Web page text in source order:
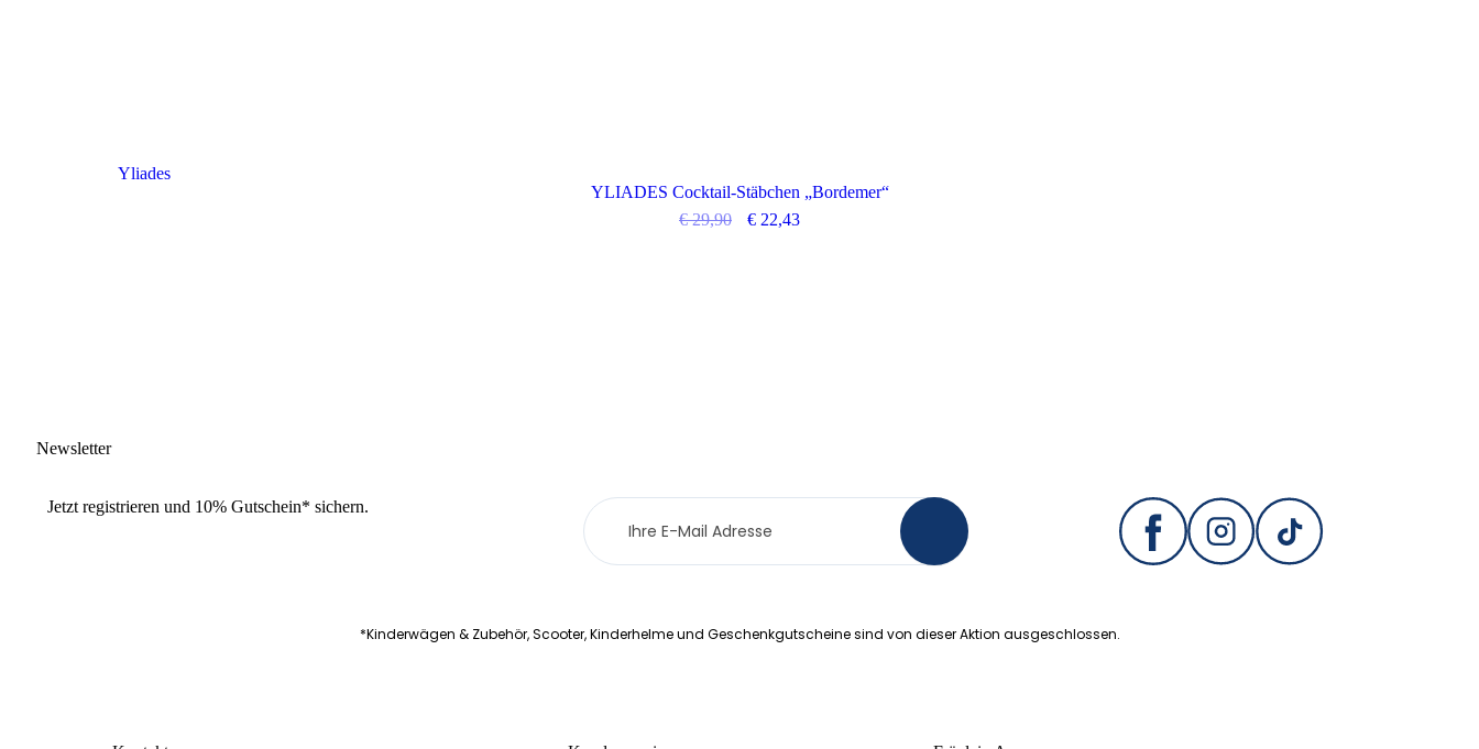
Yliades
YLIADES Cocktail-Stäbchen „Bordemer“
€29,90 € 22,43
Newsletter
Jetzt registrieren und 10% Gutschein* sichern.
Newsletter
Anmeldung
*Kinderwägen & Zubehör, Scooter, Kinderhelme und Geschenkgutscheine sind von dieser Aktion ausgeschlossen.